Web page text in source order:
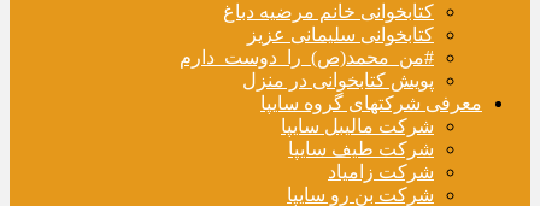
کتابخوانی خانم مرضیه دباغ
کتابخوانی سلیمانی عزیز
#من_محمد(ص)_را_دوست_دارم
پویش کتابخوانی در منزل
معرفی شرکتهای گروه سایپا
شرکت مالیبل سایپا
شرکت طیف سایپا
شرکت زامیاد
شرکت بن رو سایپا